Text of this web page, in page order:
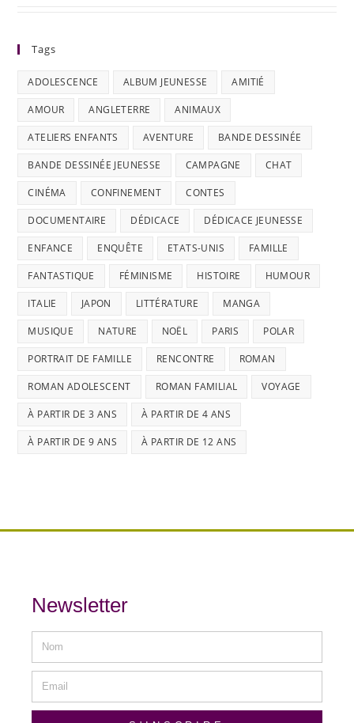
Tags
ADOLESCENCE ALBUM JEUNESSE AMITIÉ
AMOUR ANGLETERRE ANIMAUX
ATELIERS ENFANTS AVENTURE BANDE DESSINÉE
BANDE DESSINÉE JEUNESSE CAMPAGNE CHAT
CINÉMA CONFINEMENT CONTES
DOCUMENTAIRE DÉDICACE DÉDICACE JEUNESSE
ENFANCE ENQUÊTE ETATS-UNIS FAMILLE
FANTASTIQUE FÉMINISME HISTOIRE HUMOUR
ITALIE JAPON LITTÉRATURE MANGA
MUSIQUE NATURE NOËL PARIS POLAR
PORTRAIT DE FAMILLE RENCONTRE ROMAN
ROMAN ADOLESCENT ROMAN FAMILIAL VOYAGE
À PARTIR DE 3 ANS À PARTIR DE 4 ANS
À PARTIR DE 9 ANS À PARTIR DE 12 ANS
Newsletter